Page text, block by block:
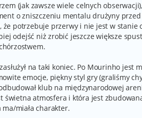
(jak zawsze wiele celnych
o zniszczeniu mentalu drużyny
że potrzebuje przerwy i nie jest w
odejść niż zrobić jeszcze większe
na taki koniec. Po Mourinho
emocje, piękny styl gry (graliśmy
klub na międzynarodowej
świetna atmosfera i która jest
miała charakter.